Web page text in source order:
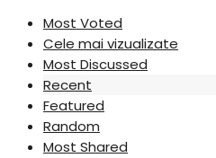
Most Voted
Cele mai vizualizate
Most Discussed
Recent
Featured
Random
Most Shared